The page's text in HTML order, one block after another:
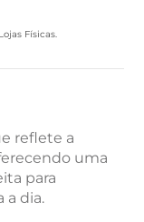
Físicas.
reflete a
uma
para
a dia.